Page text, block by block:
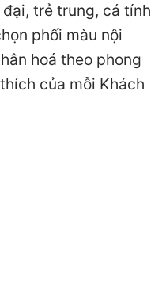
trẻ trung, cá tính
phối màu nội
hoá theo phong
của mỗi Khách